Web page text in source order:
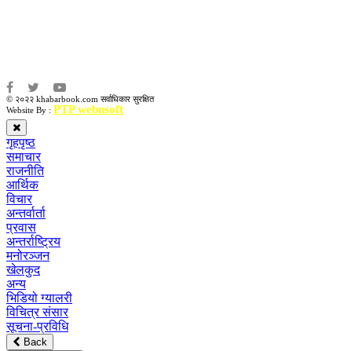
© २०२२ khabarbook.com सर्वाधिकार सुरक्षित
Website By : PTP webnsoft
गृहपृष्ठ
समाचार
राजनीति
आर्थिक
विचार
अन्तर्वार्ता
प्रवास
अन्तर्राष्ट्रिय
मनोरञ्जन
खेलकुद
अन्य
भिडियो ग्यालरी
विचित्र संसार
सूचना-प्रविधि
Back